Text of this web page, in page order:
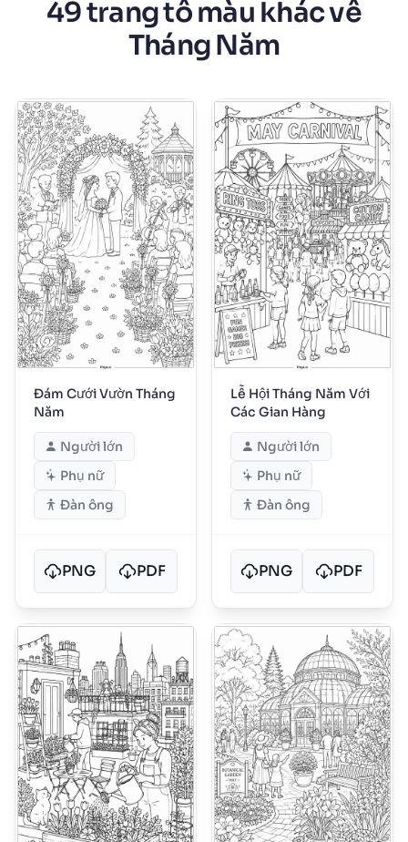
49 trang tô màu khác về
Tháng Năm
Đám Cưới Vườn Tháng
Năm
Người lớn
Phụ nữ
Đàn ông
PNG PDF
Lễ Hội Tháng Năm Với
Các Gian Hàng
Người lớn
Phụ nữ
Đàn ông
PNG PDF